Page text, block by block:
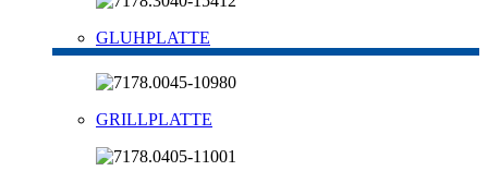
GLUHPLATTE
GRILLPLATTE